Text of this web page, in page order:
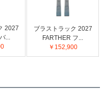
2027
...
ブラストラック 2027
FARTHER フ...
￥152,900